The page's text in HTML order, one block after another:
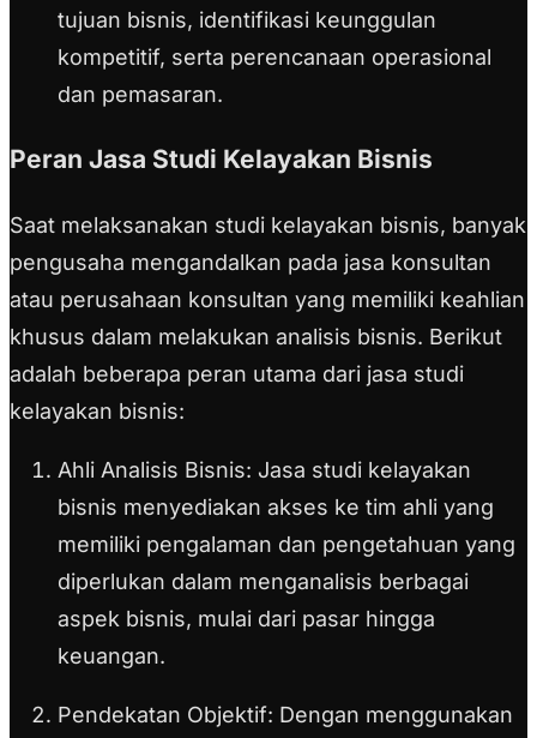
tujuan bisnis, identifikasi keunggulan
kompetitif, serta perencanaan operasional
dan pemasaran.
Peran Jasa Studi Kelayakan Bisnis
Saat melaksanakan studi kelayakan bisnis, banyak
pengusaha mengandalkan pada jasa konsultan
atau perusahaan konsultan yang memiliki keahlian
khusus dalam melakukan analisis bisnis. Berikut
adalah beberapa peran utama dari jasa studi
kelayakan bisnis:
Ahli Analisis Bisnis: Jasa studi kelayakan
bisnis menyediakan akses ke tim ahli yang
memiliki pengalaman dan pengetahuan yang
diperlukan dalam menganalisis berbagai
aspek bisnis, mulai dari pasar hingga
keuangan.
Pendekatan Objektif: Dengan menggunakan